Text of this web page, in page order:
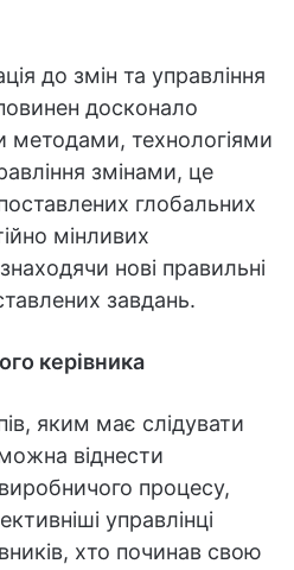
до змін та управління
досконало
методами, технологіями
змінами, це
глобальних
мінливих
нові правильні
завдань.
керівника
яким має слідувати
віднести
процесу,
управлінці
хто починав свою